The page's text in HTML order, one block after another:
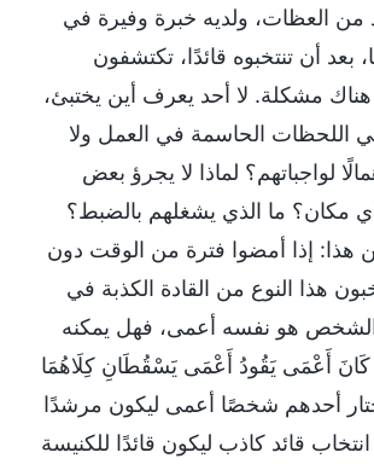
من العظات، ولديه خبرة وفيرة في
أن تنتخبوه قائدًا، تكتشفون
هناك مشكلة. لا أحد يعرف أين يختبئ،
اللحظات الحاسمة في العمل ولا
لواجباتهم؟ لماذا لا يجرؤ بعض
مكان؟ ما الذي يشغلهم بالضبط؟
هذا: إذا أمضوا فترة من الوقت دون
هذا النوع من القادة الكذبة في
الشخص هو نفسه أعمى، فهل يمكنه
كَانَ أَعْمَى يَقُودُ أَعْمَى يَسْقُطَانِ كِلَاهُمَا
أحدهم شخصًا أعمى ليكون مرشدًا
قائد كاذب ليكون قائدًا للكنيسة